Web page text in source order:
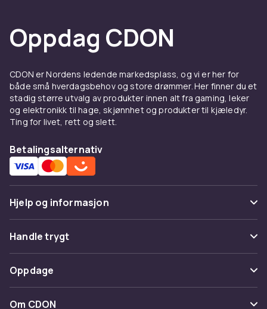
Deksel og skjermbeskyttelse
5G
Et godt deksel beskytter din Samsung Galaxy
S22 Ultra 5G mot riper, støt og hverdagslige
bevarer telefonens slanke profil, eller robuste
støtdempende modeller for ekstra
beskyttelse. Se hele utvalget av
Ladere og kabler til Samsung
Galaxy S22 Ultra 5G
Hold batteriet ladet med riktig lader til din
Samsung Galaxy S22 Ultra 5G. Hos CDON
finner du hurtigladere, USB-C-kabler og
trådløse ladere som passer til din modell. En
Oppdag CDON
CDON er Nordens ledende markedsplass, og vi er her for
både små hverdagsbehov og store drømmer. Her finner du et
stadig større utvalg av produkter innen alt fra gaming, leker
og elektronikk til hage, skjønnhet og produkter til kjæledyr.
Ting for livet, rett og slett.
Betalingsalternativ
Hjelp og informasjon
Vanlige spørsmål
Spor pakke
Angre & returner her
Kontakt oss
Handle trygt
Betaling
Levering
Oppdage
Kategorier
Om CDON